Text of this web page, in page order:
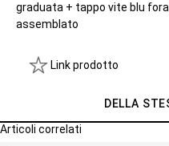
graduata + tappo vite blu
assemblato
Link prodotto
DELLA
Articoli correlati